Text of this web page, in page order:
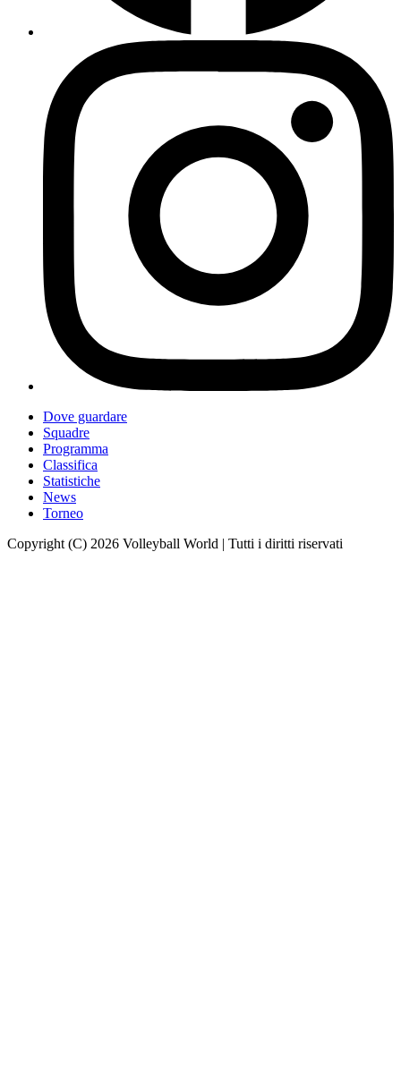
Dove guardare
Squadre
Programma
Classifica
Statistiche
News
Torneo
Copyright (C) 2026 Volleyball World | Tutti i diritti riservati